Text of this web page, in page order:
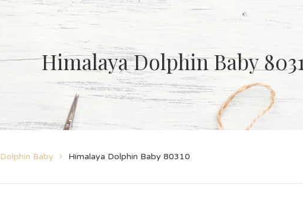
Himalaya Dolphin Baby
Dolphin Baby Himalaya Dolphin Baby 80310